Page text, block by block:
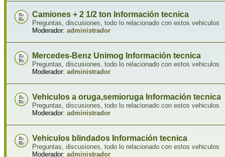
Camiones + 2 1/2 ton Información tecnica
Preguntas, discusiones, todo lo relacionado con estos vehiculos
Moderador: administrador
Mercedes-Benz Unimog Información tecnica
Preguntas, discusiones, todo lo relacionado con estos vehiculos
Moderador: administrador
Vehiculos a oruga,semioruga Información tecnica
Preguntas, discusiones, todo lo relacionado con estos vehiculos
Moderador: administrador
Vehiculos blindados Información tecnica
Preguntas, discusiones, todo lo relacionado con estos vehiculos
Moderador: administrador